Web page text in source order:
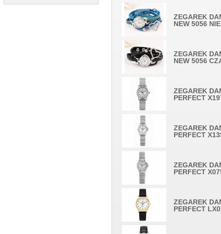
ZEGAREK
NEW 5056
ZEGAREK
NEW 5056
ZEGAREK
PERFECT
ZEGAREK
PERFECT
ZEGAREK
PERFECT
ZEGAREK
PERFECT